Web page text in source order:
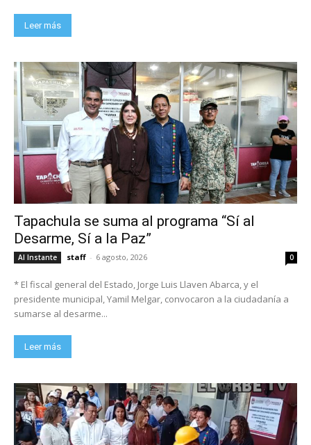
Leer más
Tapachula se suma al programa “Sí al
Desarme, Sí a la Paz”
Al Instante staff - 6 agosto, 2026 0
* El fiscal general del Estado, Jorge Luis Llaven Abarca, y el
presidente municipal, Yamil Melgar, convocaron a la ciudadanía a
sumarse al desarme...
Leer más